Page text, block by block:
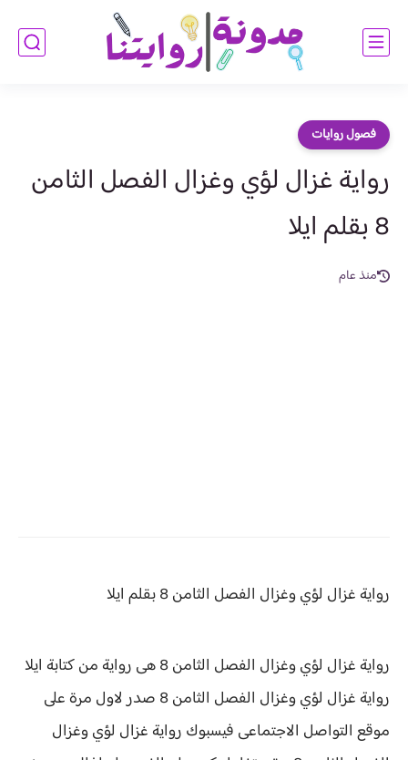
فصول روايات
رواية غزال لؤي وغزال الفصل الثامن
8 بقلم ايلا
منذ عام
رواية غزال لؤي وغزال الفصل الثامن 8 بقلم ايلا
رواية غزال لؤي وغزال الفصل الثامن 8 هى رواية من كتابة ايلا
رواية
غزال لؤي وغزال الفصل الثامن 8 صدر لاول مرة على
موقع التواصل الاجتماعى فيسبوك رواية غزال لؤي وغزال